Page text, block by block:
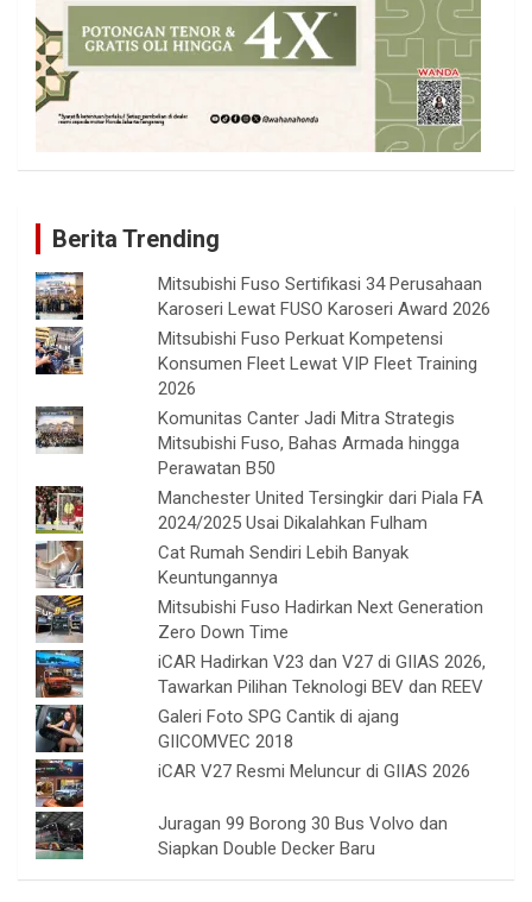
Berita Trending
Mitsubishi Fuso Sertifikasi 34 Perusahaan
Karoseri Lewat FUSO Karoseri Award 2026
Mitsubishi Fuso Perkuat Kompetensi
Konsumen Fleet Lewat VIP Fleet Training
2026
Komunitas Canter Jadi Mitra Strategis
Mitsubishi Fuso, Bahas Armada hingga
Perawatan B50
Manchester United Tersingkir dari Piala FA
2024/2025 Usai Dikalahkan Fulham
Cat Rumah Sendiri Lebih Banyak
Keuntungannya
Mitsubishi Fuso Hadirkan Next Generation
Zero Down Time
iCAR Hadirkan V23 dan V27 di GIIAS 2026,
Tawarkan Pilihan Teknologi BEV dan REEV
Galeri Foto SPG Cantik di ajang
GIICOMVEC 2018
iCAR V27 Resmi Meluncur di GIIAS 2026
Juragan 99 Borong 30 Bus Volvo dan
Siapkan Double Decker Baru